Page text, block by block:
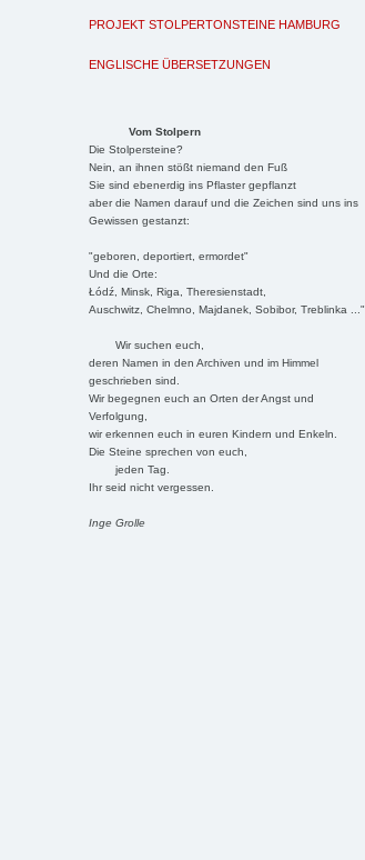
PROJEKT STOLPERTONSTEINE HAMBURG
ENGLISCHE ÜBERSETZUNGEN
Vom Stolpern
Die Stolpersteine?
Nein, an ihnen stößt niemand den Fuß
Sie sind ebenerdig ins Pflaster gepflanzt
aber die Namen darauf und die Zeichen sind uns ins
Gewissen gestanzt:
"geboren, deportiert, ermordet"
Und die Orte:
Łódź, Minsk, Riga, Theresienstadt,
Auschwitz, Chelmno, Majdanek, Sobibor, Treblinka ..."
Wir suchen euch,
deren Namen in den Archiven und im Himmel
geschrieben sind.
Wir begegnen euch an Orten der Angst und
Verfolgung,
wir erkennen euch in euren Kindern und Enkeln.
Die Steine sprechen von euch,
jeden Tag.
Ihr seid nicht vergessen.
Inge Grolle